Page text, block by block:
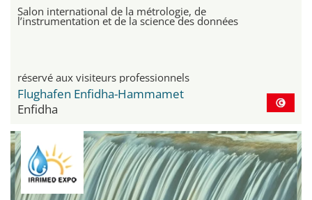
Salon international de la métrologie, de
l’instrumentation et de la science des données
réservé aux visiteurs professionnels
Flughafen Enfidha-Hammamet
Enfidha